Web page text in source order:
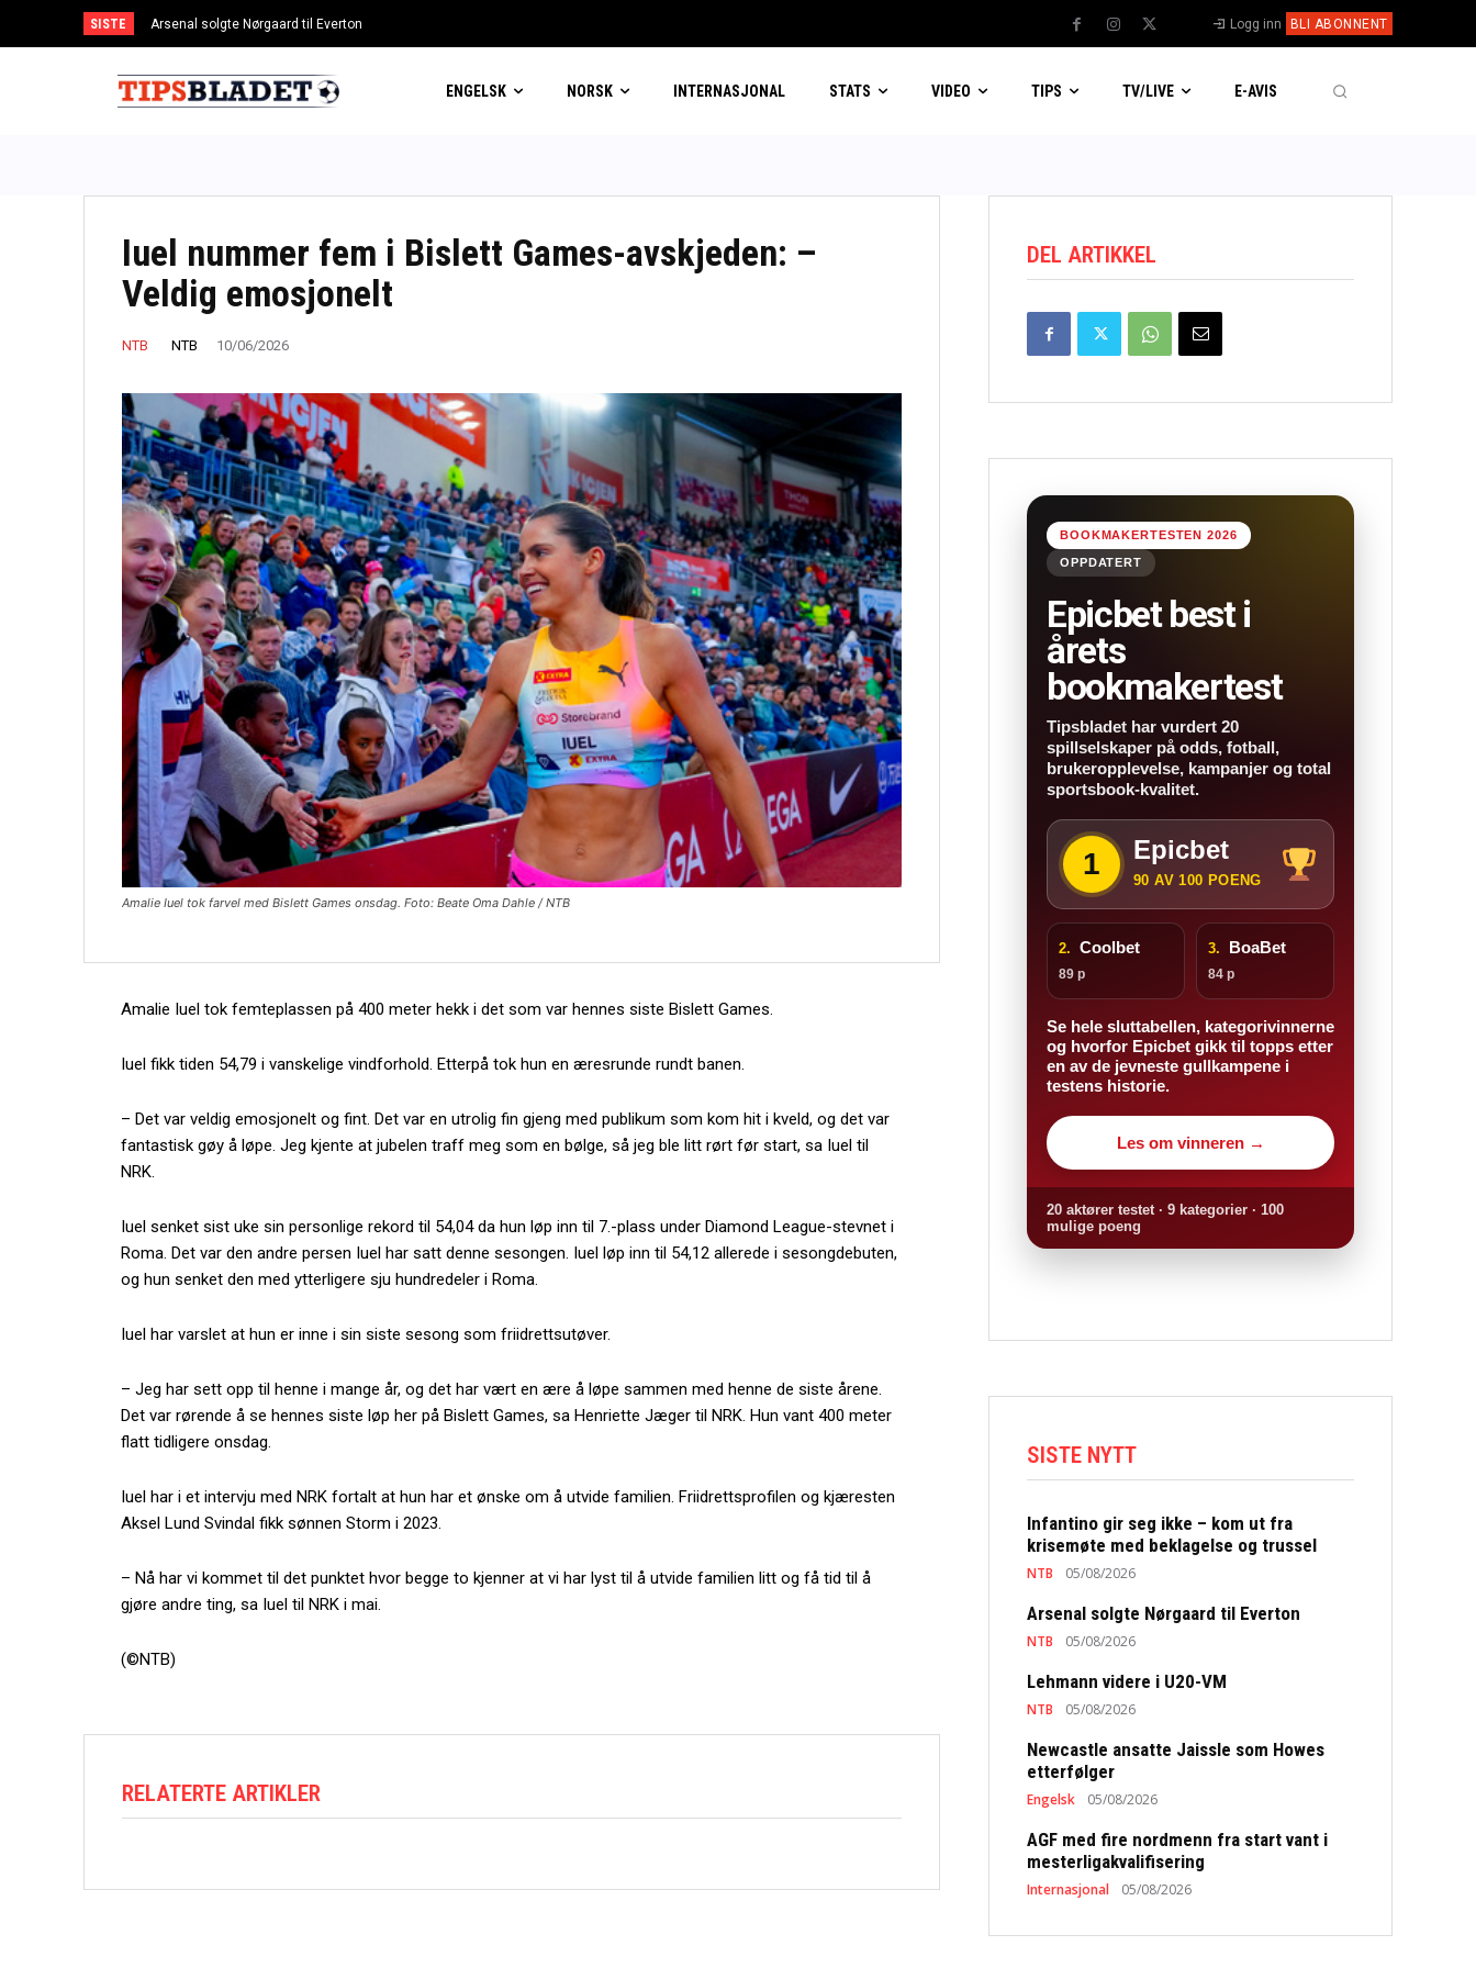
SISTE Arsenal solgte Nørgaard til Everton Logg inn BLI ABONNENT
ENGELSK NORSK INTERNASJONAL STATS VIDEO TIPS TV/LIVE E-AVIS
Iuel nummer fem i Bislett Games-avskjeden: –
Veldig emosjonelt
NTB NTB 10/06/2026
Amalie Iuel tok farvel med Bislett Games onsdag. Foto: Beate Oma Dahle / NTB
Amalie Iuel tok femteplassen på 400 meter hekk i det som var hennes siste Bislett Games.
Iuel fikk tiden 54,79 i vanskelige vindforhold. Etterpå tok hun en æresrunde rundt banen.
– Det var veldig emosjonelt og fint. Det var en utrolig fin gjeng med publikum som kom hit i kveld, og det var
fantastisk gøy å løpe. Jeg kjente at jubelen traff meg som en bølge, så jeg ble litt rørt før start, sa Iuel til
NRK.
Iuel senket sist uke sin personlige rekord til 54,04 da hun løp inn til 7.-plass under Diamond League-stevnet i
Roma. Det var den andre persen Iuel har satt denne sesongen. Iuel løp inn til 54,12 allerede i sesongdebuten,
og hun senket den med ytterligere sju hundredeler i Roma.
Iuel har varslet at hun er inne i sin siste sesong som friidrettsutøver.
– Jeg har sett opp til henne i mange år, og det har vært en ære å løpe sammen med henne de siste årene.
Det var rørende å se hennes siste løp her på Bislett Games, sa Henriette Jæger til NRK. Hun vant 400 meter
flatt tidligere onsdag.
Iuel har i et intervju med NRK fortalt at hun har et ønske om å utvide familien. Friidrettsprofilen og kjæresten
Aksel Lund Svindal fikk sønnen Storm i 2023.
– Nå har vi kommet til det punktet hvor begge to kjenner at vi har lyst til å utvide familien litt og få tid til å
gjøre andre ting, sa Iuel til NRK i mai.
(©NTB)
RELATERTE ARTIKLER
DEL ARTIKKEL
BOOKMAKERTESTEN 2026
OPPDATERT
Epicbet best i
årets
bookmakertest
Tipsbladet har vurdert 20
spillselskaper på odds, fotball,
brukeropplevelse, kampanjer og total
sportsbook-kvalitet.
1 Epicbet
90 AV 100 POENG
2. Coolbet
89 p
3. BoaBet
84 p
Se hele sluttabellen, kategorivinnerne
og hvorfor Epicbet gikk til topps etter
en av de jevneste gullkampene i
testens historie.
Les om vinneren →
20 aktører testet · 9 kategorier · 100
mulige poeng
SISTE NYTT
Infantino gir seg ikke – kom ut fra
krisemøte med beklagelse og trussel
NTB 05/08/2026
Arsenal solgte Nørgaard til Everton
NTB 05/08/2026
Lehmann videre i U20-VM
NTB 05/08/2026
Newcastle ansatte Jaissle som Howes
etterfølger
Engelsk 05/08/2026
AGF med fire nordmenn fra start vant i
mesterligakvalifisering
Internasjonal 05/08/2026